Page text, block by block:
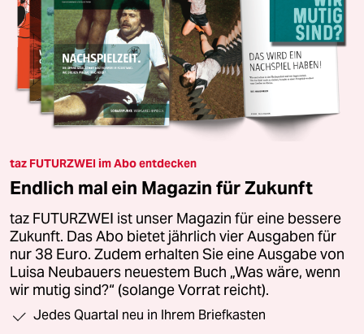
taz FUTURZWEI im Abo entdecken
Endlich mal ein Magazin für Zukunft
taz FUTURZWEI ist unser Magazin für eine bessere
Zukunft. Das Abo bietet jährlich vier Ausgaben für
nur 38 Euro. Zudem erhalten Sie eine Ausgabe von
Luisa Neubauers neuestem Buch „Was wäre, wenn
wir mutig sind?“ (solange Vorrat reicht).
Jedes Quartal neu in Ihrem Briefkasten